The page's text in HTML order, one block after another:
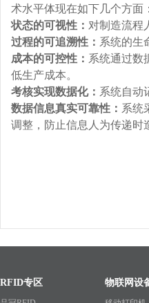
术水平体现在如下几个方面：
状态的可视性： 对制造流程
过程的可追溯性： 系统的生
成本的可控性 ： 系统通过数
低生产成本。
考核实现数据化： 系统自动
数据信息真实可靠性 ： 系统
调整，防止信息人为传递时
RFID专区 物联网设